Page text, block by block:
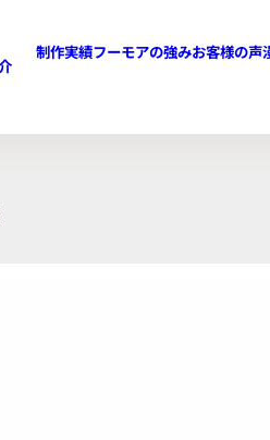
制作実績フーモアの強みお客様の声